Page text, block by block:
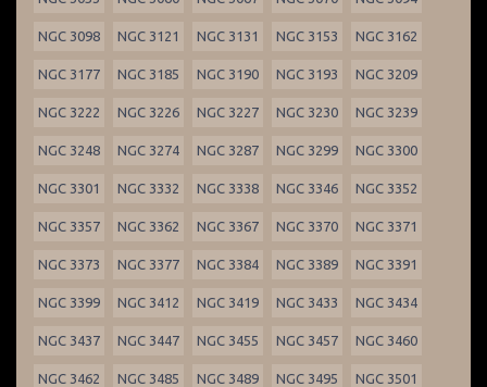
NGC 3098 NGC 3121 NGC 3131 NGC 3153 NGC 3162
NGC 3177 NGC 3185 NGC 3190 NGC 3193 NGC 3209
NGC 3222 NGC 3226 NGC 3227 NGC 3230 NGC 3239
NGC 3248 NGC 3274 NGC 3287 NGC 3299 NGC 3300
NGC 3301 NGC 3332 NGC 3338 NGC 3346 NGC 3352
NGC 3357 NGC 3362 NGC 3367 NGC 3370 NGC 3371
NGC 3373 NGC 3377 NGC 3384 NGC 3389 NGC 3391
NGC 3399 NGC 3412 NGC 3419 NGC 3433 NGC 3434
NGC 3437 NGC 3447 NGC 3455 NGC 3457 NGC 3460
NGC 3462 NGC 3485 NGC 3489 NGC 3495 NGC 3501